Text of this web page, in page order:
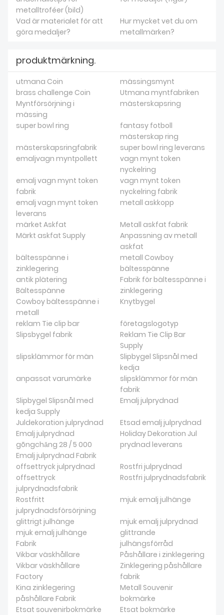
metalltroféer (bild)
Vad är materialet för att
göra medaljer?
Hur mycket vet du om
metallmärken?
produktmärkning.
utmana Coin
mässingsmynt
brass challenge Coin
Utmana myntfabriken
Myntförsörjning i
mässing
mästerskapsring
super bowl ring
fantasy fotboll
mästerskap ring
mästerskapsringfabrik
super bowl ring leverans
emaljvagn myntpollett
vagn mynt token
nyckelring
emalj vagn mynt token
fabrik
vagn mynt token
nyckelring fabrik
emalj vagn mynt token
leverans
metall askkopp
märket Askfat
Metall askfat fabrik
Märkt askfat Supply
Anpassning av metall
askfat
bältesspänne i
zinklegering
metall Cowboy
bältesspänne
antik plätering
Bältesspänne
Fabrik för bältesspänne i
zinklegering
Cowboy bältesspänne i
metall
Knytbygel
reklam Tie clip bar
företagslogotyp
Slipsbygel fabrik
Reklam Tie Clip Bar
Supply
slipsklämmor för män
Slipbygel Slipsnål med
kedja
anpassat varumärke
slipsklämmor för män
fabrik
Slipbygel Slipsnål med
kedja Supply
Emalj julprydnad
Juldekoration julprydnad
Etsad emalj julprydnad
Emalj julprydnad
gōngchǎng 28 / 5 000
Emalj julprydnad Fabrik
Holiday Dekoration Jul
prydnad leverans
offsettryck julprydnad
Rostfri julprydnad
offsettryck
julprydnadsfabrik
Rostfri julprydnadsfabrik
Rostfritt
julprydnadsförsörjning
mjuk emalj julhänge
glittrigt julhänge
mjuk emalj julprydnad
mjuk emalj julhänge
Fabrik
glittrande
julhängsförråd
Vikbar väskhållare
Påshållare i zinklegering
Vikbar väskhållare
Factory
Zinklegering påshållare
fabrik
Kina zinklegering
påshållare Fabrik
Metall Souvenir
bokmärke
Etsat souvenirbokmärke
Etsat bokmärke